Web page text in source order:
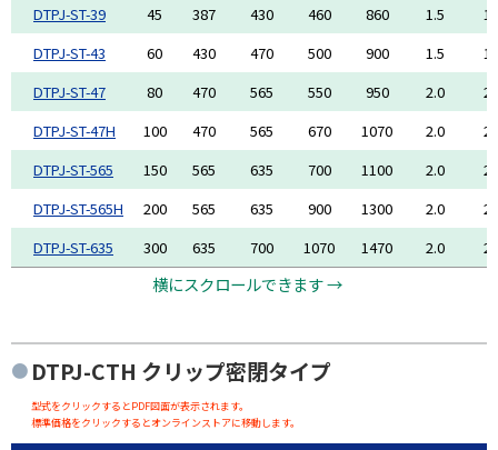
DTPJ-ST-39 45 387 430 460 860 1.5
DTPJ-ST-43
60 430 470 500 900 1.5
DTPJ-ST-47
80 470 565 550 950 2.0
DTPJ-ST-47H
100 470 565 670 1070 2.0
DTPJ-ST-565
150 565 635 700 1100 2.0
DTPJ-ST-565H
200 565 635 900 1300 2.0
DTPJ-ST-635
300 635 700 1070 1470 2.0
横にスクロールできます →
DTPJ-CTH クリップ密閉タイプ
型式をクリックするとPDF図面が表示されます。
標準価格をクリックするとオンラインストアに移動します。